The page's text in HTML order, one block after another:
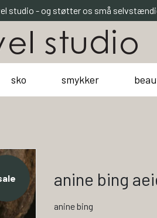
studio - og støtter os små
sko smykker
anine bing
anine bing